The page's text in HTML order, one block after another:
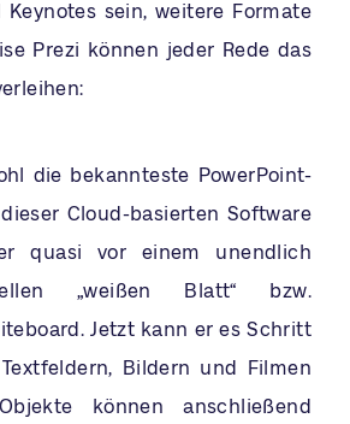
Keynotes sein, weitere Formate
Prezi können jeder Rede das
die bekannteste PowerPoint-
Cloud-basierten Software
quasi vor einem unendlich
„weißen Blatt“ bzw.
Jetzt kann er es Schritt
Bildern und Filmen
können anschließend